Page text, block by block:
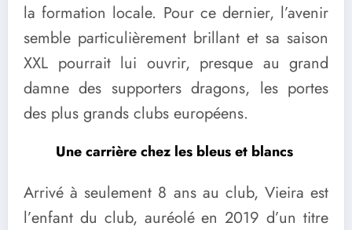
la formation locale. Pour ce dernier, l’avenir
semble particulièrement brillant et sa saison
XXL pourrait lui ouvrir, presque au grand
damne des supporters dragons, les portes
des plus grands clubs européens.
Une carrière chez les bleus et blancs
Arrivé à seulement 8 ans au club, Vieira est
l’enfant du club, auréolé en 2019 d’un titre